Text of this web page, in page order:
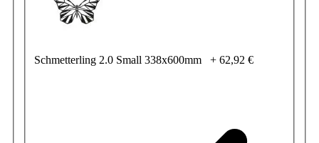
Schmetterling 2.0 Small 338x600mm + 62,92 €